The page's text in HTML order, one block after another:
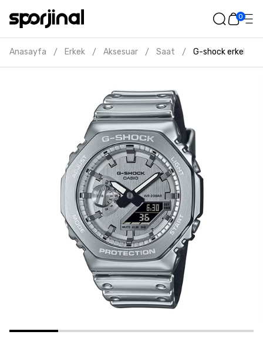
0
Anasayfa / Erkek / Aksesuar / Saat / G-shock erkek